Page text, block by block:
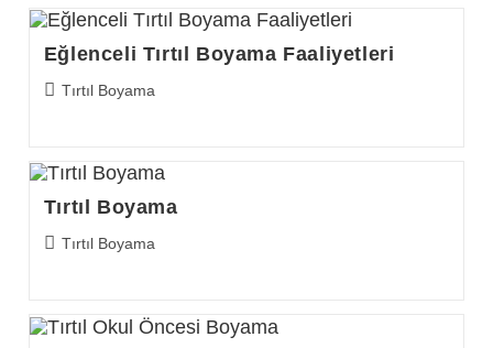
Eğlenceli Tırtıl Boyama Faaliyetleri
PostTırtıl Boyama
Tırtıl Boyama
PostTırtıl Boyama